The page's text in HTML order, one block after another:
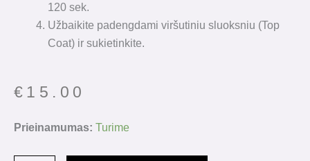
120 sek.
Užbaikite padengdami viršutiniu sluoksniu (Top
Coat) ir sukietinkite.
€ 15.00
Prieinamumas: Turime
produkto